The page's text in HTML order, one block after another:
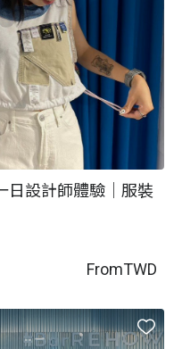
日設計師體驗｜服裝
FromTWD